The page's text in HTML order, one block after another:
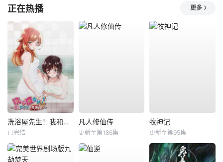
正在热播 更多
洗浴屋先生！我和那家伙在女浴池！？
已完结
凡人修仙传
更新至第186集
牧神记
更新至第95集